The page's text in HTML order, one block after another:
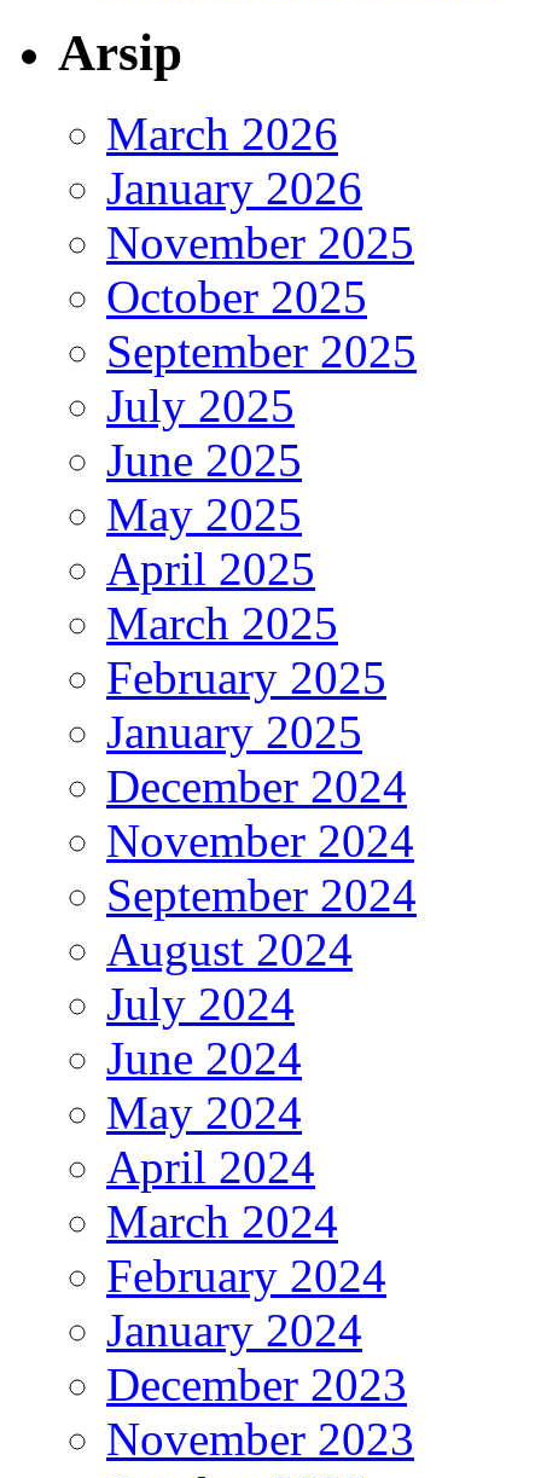
Arsip
March 2026
January 2026
November 2025
October 2025
September 2025
July 2025
June 2025
May 2025
April 2025
March 2025
February 2025
January 2025
December 2024
November 2024
September 2024
August 2024
July 2024
June 2024
May 2024
April 2024
March 2024
February 2024
January 2024
December 2023
November 2023